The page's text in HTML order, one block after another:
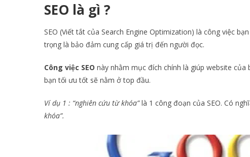
SEO là gì ?
SEO (Viết tắt của Search Engine Optimization) là công việc
trọng là bảo đảm cung cấp giá trị đến người đọc.
Công việc SEO này nhằm mục đích chính là giúp website
bạn tối ưu tốt sẽ nằm ở top đầu.
Ví dụ 1 : “nghiên cứu từ khóa”là 1 công đoạn của SEO. Có
khóa”.